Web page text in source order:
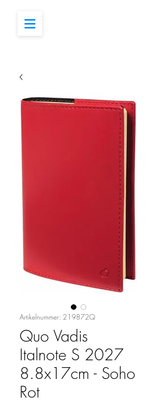
Artikelnummer: 219872Q
Quo Vadis
Italnote S 2027
8.8x17cm - Soho
Rot